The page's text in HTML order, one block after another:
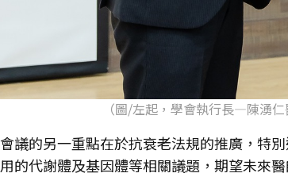
（圖/左起，學會執行長—陳湧
議的另一重點在於抗衰老法規的推廣，特
的代謝體及基因體等相關議題，期望未來